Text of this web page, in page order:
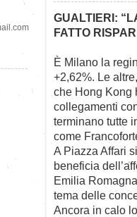
GUALTIERI:
FATTO
È Milano la
+2,62%. Le
che Hong Kong
collegamenti
terminano tutte
come
A Piazza Affari
beneficia
Emilia
tema delle
Ancora in calo